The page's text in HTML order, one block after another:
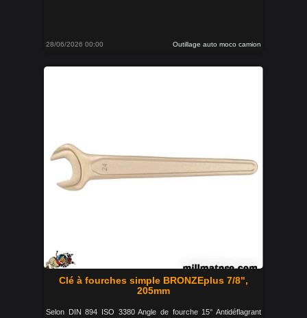
28/06/2026 00:00 Outillage auto moco camion
Clé à fourches simple BRONZEplus 7/8",
205mm
Selon DIN 894 ISO 3380 Angle de fourche 15° Antidéflagrant